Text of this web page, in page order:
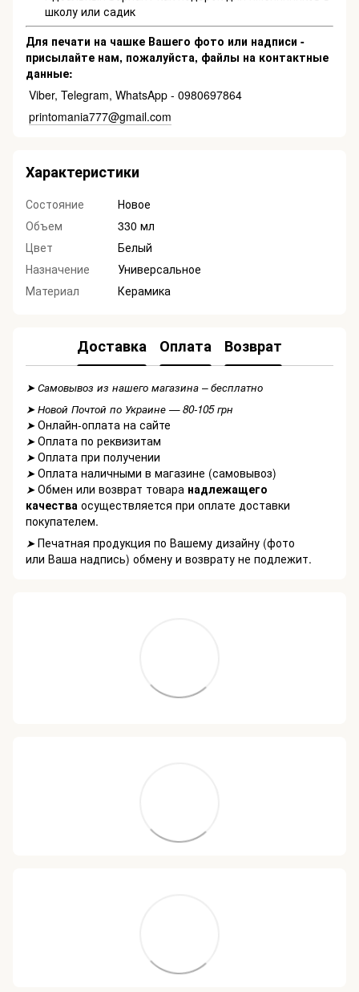
школу или садик
Для печати на чашке Вашего фото или надписи -
присылайте нам, пожалуйста, файлы на контактные
данные:
Viber, Telegram, WhatsApp - 0980697864
printomania777@gmail.com
Характеристики
Состояние
Новое
Объем
330 мл
Цвет
Белый
Назначение
Универсальное
Материал
Керамика
Доставка Оплата Возврат
➤ Самовывоз из нашего магазина – бесплатно
➤ Новой Почтой по Украине — 80-105 грн
➤Онлайн-оплата на сайте
➤Оплата по реквизитам
➤Оплата при получении
➤Оплата наличными в магазине (самовывоз)
➤Обмен или возврат товара надлежащего
качества осуществляется при оплате доставки
покупателем.
➤Печатная продукция по Вашему дизайну (фото
или Ваша надпись) обмену и возврату не подлежит.